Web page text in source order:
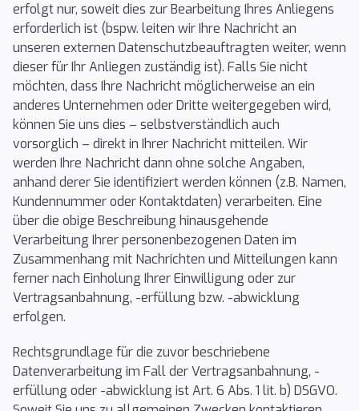
erfolgt nur, soweit dies zur Bearbeitung Ihres Anliegens
erforderlich ist (bspw. leiten wir Ihre Nachricht an
unseren externen Datenschutzbeauftragten weiter, wenn
dieser für Ihr Anliegen zuständig ist). Falls Sie nicht
möchten, dass Ihre Nachricht möglicherweise an ein
anderes Unternehmen oder Dritte weitergegeben wird,
können Sie uns dies – selbstverständlich auch
vorsorglich – direkt in Ihrer Nachricht mitteilen. Wir
werden Ihre Nachricht dann ohne solche Angaben,
anhand derer Sie identifiziert werden können (z.B. Namen,
Kundennummer oder Kontaktdaten) verarbeiten. Eine
über die obige Beschreibung hinausgehende
Verarbeitung Ihrer personenbezogenen Daten im
Zusammenhang mit Nachrichten und Mitteilungen kann
ferner nach Einholung Ihrer Einwilligung oder zur
Vertragsanbahnung, -erfüllung bzw. -abwicklung
erfolgen.
Rechtsgrundlage für die zuvor beschriebene
Datenverarbeitung im Fall der Vertragsanbahnung, -
erfüllung oder -abwicklung ist Art. 6 Abs. 1 lit. b) DSGVO.